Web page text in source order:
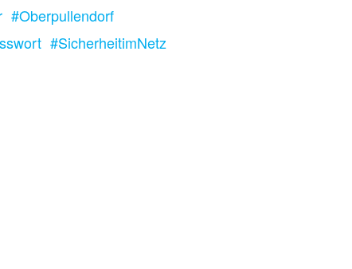
#Oberpullendorf
#SicherheitimNetz